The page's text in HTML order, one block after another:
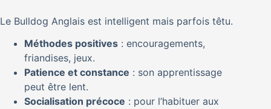
Le Bulldog Anglais est intelligent mais parfois têtu.
Méthodes positives : encouragements,
friandises, jeux.
Patience et constance : son apprentissage
peut être lent.
Socialisation précoce : pour l’habituer aux